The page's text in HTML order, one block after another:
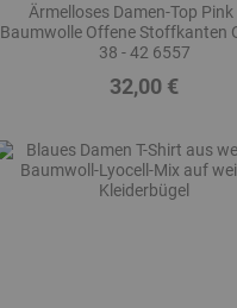
Ärmelloses Damen-Top
Baumwolle Offene Stoffkanten
38 - 42 6557
Preis
32,00 €